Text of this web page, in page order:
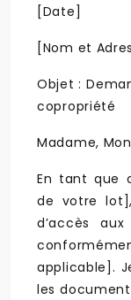
[Date]
[Nom et
Objet :
copropriété
Madame,
En tant que
de votre
d’accès
applicable].
les